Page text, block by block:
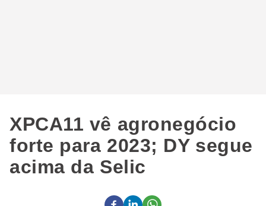
XPCA11 vê agronegócio
forte para 2023; DY segue
acima da Selic